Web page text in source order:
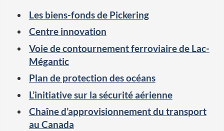
Les biens-fonds de Pickering
Centre innovation
Voie de contournement ferroviaire de Lac-
Mégantic
Plan de protection des océans
L’initiative sur la sécurité aérienne
Chaîne d’approvisionnement du transport
au Canada